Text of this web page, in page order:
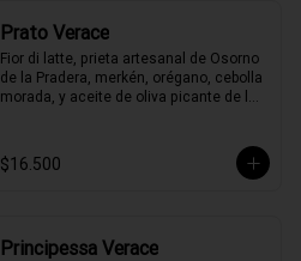
Prato Verace
Fior di latte, prieta artesanal de Osorno
de la Pradera, merkén, orégano, cebolla
morada, y aceite de oliva picante de la
$16.500
Principessa Verace